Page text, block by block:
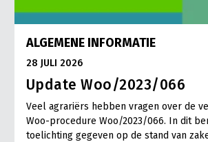
ALGEMENE INFORMATIE
28 JULI 2026
Update Woo/2023/066
Veel agrariërs hebben vragen over de
Woo-procedure Woo/2023/066. In dit
toelichting gegeven op de stand van